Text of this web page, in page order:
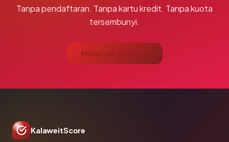
Tanpa pendaftaran. Tanpa kartu kredit. Tanpa kuota
tersembunyi.
Mulai cek gratis →
KalaweitScore